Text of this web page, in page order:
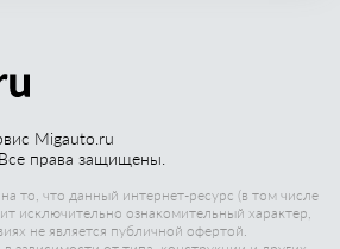
Migauto.ru
права защищены.
то, что данный интернет-ресурс (в том числе
исключительно ознакомительный характер,
не является публичной офертой.